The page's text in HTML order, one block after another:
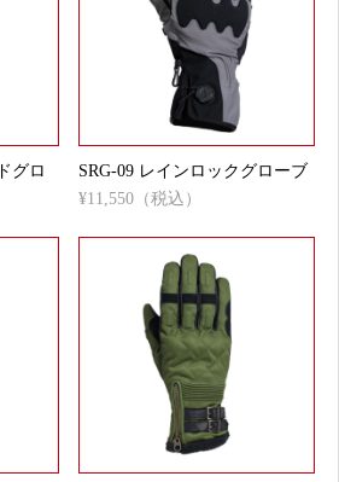
グロ
SRG-09 レインロックグローブ
¥11,550（税込）